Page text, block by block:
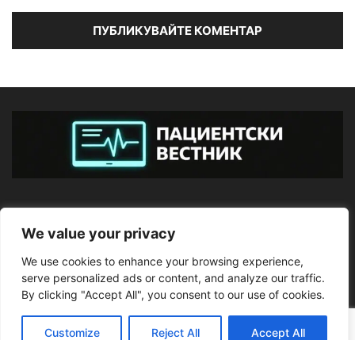
We value your privacy
We use cookies to enhance your browsing experience,
serve personalized ads or content, and analyze our traffic.
By clicking "Accept All", you consent to our use of cookies.
Customize Reject All Accept All
ПОСЛЕДВАЙТЕ НИ